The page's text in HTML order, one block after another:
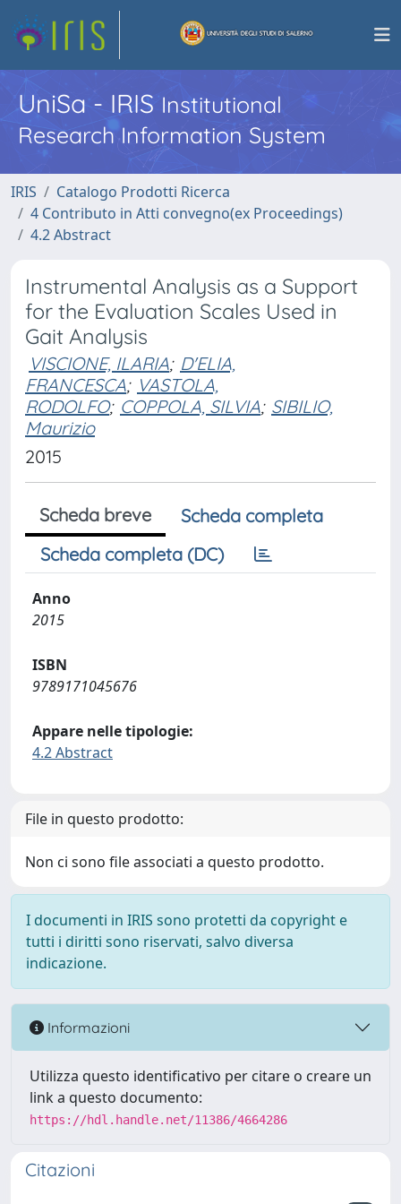
UniSa - IRISInstitutional
Research Information System
IRIS
Catalogo Prodotti Ricerca
4 Contributo in Atti convegno(ex Proceedings)
4.2 Abstract
Instrumental Analysis as a Support
for the Evaluation Scales Used in
Gait Analysis
VISCIONE, ILARIA; D'ELIA,
FRANCESCA; VASTOLA,
RODOLFO; COPPOLA, SILVIA; SIBILIO,
Maurizio
2015
Scheda breve
Scheda completa
Scheda completa (DC)
Anno
2015
ISBN
9789171045676
Appare nelle tipologie:
4.2 Abstract
File in questo prodotto:
Non ci sono file associati a questo prodotto.
I documenti in IRIS sono protetti da copyright e
tutti i diritti sono riservati, salvo diversa
indicazione.
Informazioni
Utilizza questo identificativo per citare o creare un
link a questo documento:
https://hdl.handle.net/11386/4664286
Citazioni